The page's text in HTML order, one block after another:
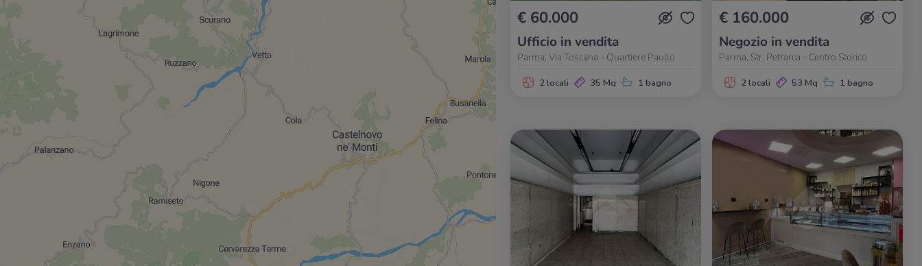
€ 60.000
Ufficio in vendita
Parma, Via Toscana - Quartiere Paullo
2 locali 35 Mq 1 bagno
€ 160.000
Negozio in vendita
Parma, Str. Petrarca - Centro Storico
2 locali 53 Mq 1 bagno